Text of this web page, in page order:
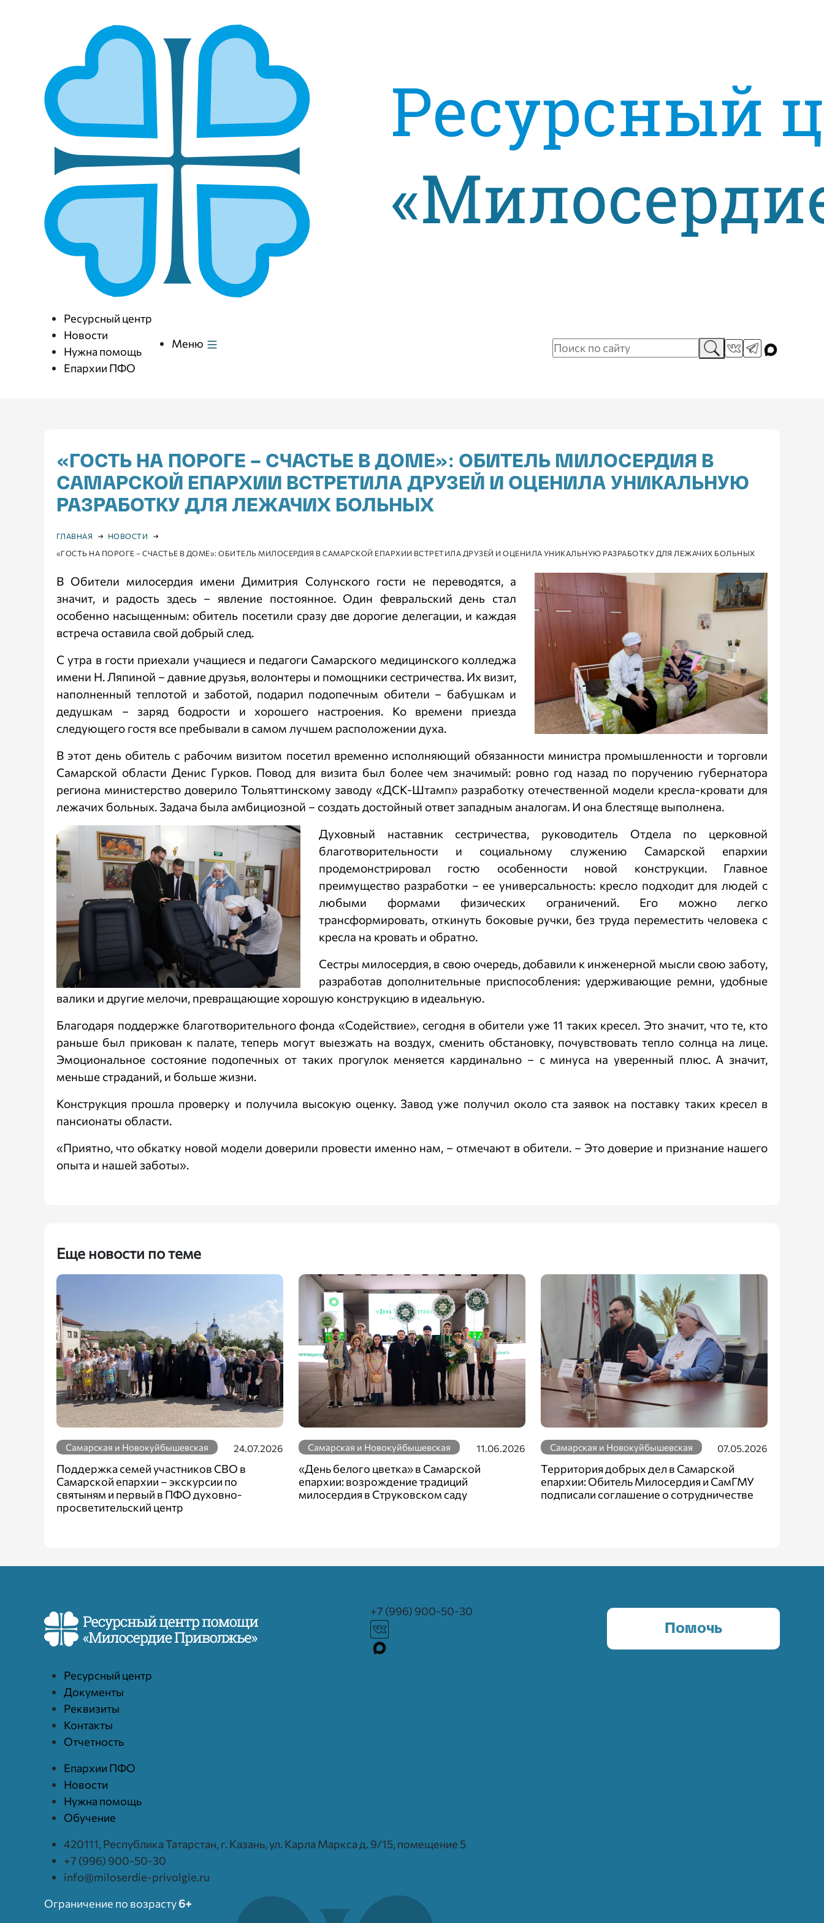
Ресурсный центр
Новости
Нужна помощь
Епархии ПФО
Меню
«ГОСТЬ НА ПОРОГЕ – СЧАСТЬЕ В ДОМЕ»: ОБИТЕЛЬ МИЛОСЕРДИЯ В
САМАРСКОЙ ЕПАРХИИ ВСТРЕТИЛА ДРУЗЕЙ И ОЦЕНИЛА УНИКАЛЬНУЮ
РАЗРАБОТКУ ДЛЯ ЛЕЖАЧИХ БОЛЬНЫХ
ГЛАВНАЯ
НОВОСТИ
«ГОСТЬ НА ПОРОГЕ – СЧАСТЬЕ В ДОМЕ»: ОБИТЕЛЬ МИЛОСЕРДИЯ В САМАРСКОЙ ЕПАРХИИ ВСТРЕТИЛА ДРУЗЕЙ И ОЦЕНИЛА УНИКАЛЬНУЮ РАЗРАБОТКУ ДЛЯ ЛЕЖАЧИХ БОЛЬНЫХ
В Обители милосердия имени Димитрия Солунского гости не переводятся, а
значит, и радость здесь – явление постоянное. Один февральский день стал
особенно насыщенным: обитель посетили сразу две дорогие делегации, и каждая
встреча оставила свой добрый след.
С утра в гости приехали учащиеся и педагоги Самарского медицинского колледжа
имени Н. Ляпиной – давние друзья, волонтеры и помощники сестричества. Их визит,
наполненный теплотой и заботой, подарил подопечным обители – бабушкам и
дедушкам – заряд бодрости и хорошего настроения. Ко времени приезда
следующего гостя все пребывали в самом лучшем расположении духа.
В этот день обитель с рабочим визитом посетил временно исполняющий обязанности министра промышленности и торговли
Самарской области Денис Гурков. Повод для визита был более чем значимый: ровно год назад по поручению губернатора
региона министерство доверило Тольяттинскому заводу «ДСК-Штамп» разработку отечественной модели кресла-кровати для
лежачих больных. Задача была амбициозной – создать достойный ответ западным аналогам. И она блестяще выполнена.
Духовный наставник сестричества, руководитель Отдела по церковной
благотворительности и социальному служению Самарской епархии
продемонстрировал гостю особенности новой конструкции. Главное
преимущество разработки – ее универсальность: кресло подходит для людей с
любыми формами физических ограничений. Его можно легко
трансформировать, откинуть боковые ручки, без труда переместить человека с
кресла на кровать и обратно.
Сестры милосердия, в свою очередь, добавили к инженерной мысли свою заботу,
разработав дополнительные приспособления: удерживающие ремни, удобные
валики и другие мелочи, превращающие хорошую конструкцию в идеальную.
Благодаря поддержке благотворительного фонда «Содействие», сегодня в обители уже 11 таких кресел. Это значит, что те, кто
раньше был прикован к палате, теперь могут выезжать на воздух, сменить обстановку, почувствовать тепло солнца на лице.
Эмоциональное состояние подопечных от таких прогулок меняется кардинально – с минуса на уверенный плюс. А значит,
меньше страданий, и больше жизни.
Конструкция прошла проверку и получила высокую оценку. Завод уже получил около ста заявок на поставку таких кресел в
пансионаты области.
«Приятно, что обкатку новой модели доверили провести именно нам, – отмечают в обители. – Это доверие и признание нашего
опыта и нашей заботы».
Еще новости по теме
Самарская и Новокуйбышевская 24.07.2026
Поддержка семей участников СВО в
Самарской епархии – экскурсии по
святыням и первый в ПФО духовно-
просветительский центр
Самарская и Новокуйбышевская 11.06.2026
«День белого цветка» в Самарской
епархии: возрождение традиций
милосердия в Струковском саду
Самарская и Новокуйбышевская 07.05.2026
Территория добрых дел в Самарской
епархии: Обитель Милосердия и СамГМУ
подписали соглашение о сотрудничестве
+7 (996) 900-50-30
Помочь
Ресурcный центр
Документы
Реквизиты
Контакты
Отчетность
Епархии ПФО
Новости
Нужна помощь
Обучение
420111, Республика Татарстан, г. Казань, ул. Карла Маркса д. 9/15, помещение 5
+7 (996) 900-50-30
info@miloserdie-privolgie.ru
Ограничение по возрасту6+